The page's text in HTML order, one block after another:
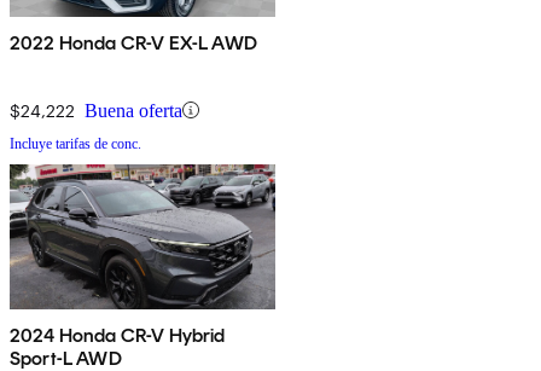
2022 Honda CR-V EX-L AWD
$24,222 Buena oferta
Incluye tarifas de conc.
2024 Honda CR-V Hybrid
Sport-L AWD